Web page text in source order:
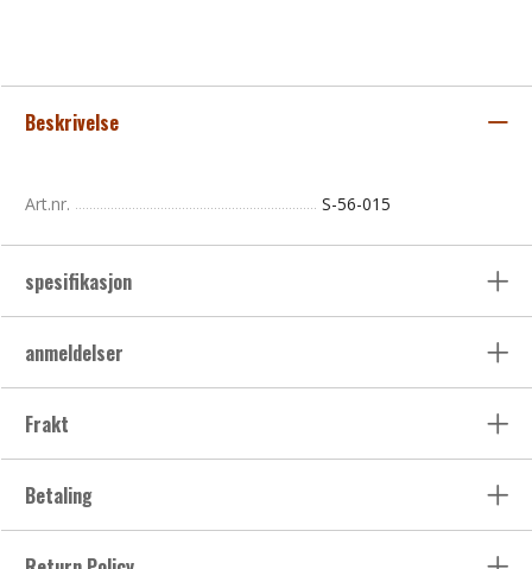
Beskrivelse
Art.nr. S-56-015
spesifikasjon
anmeldelser
Frakt
Betaling